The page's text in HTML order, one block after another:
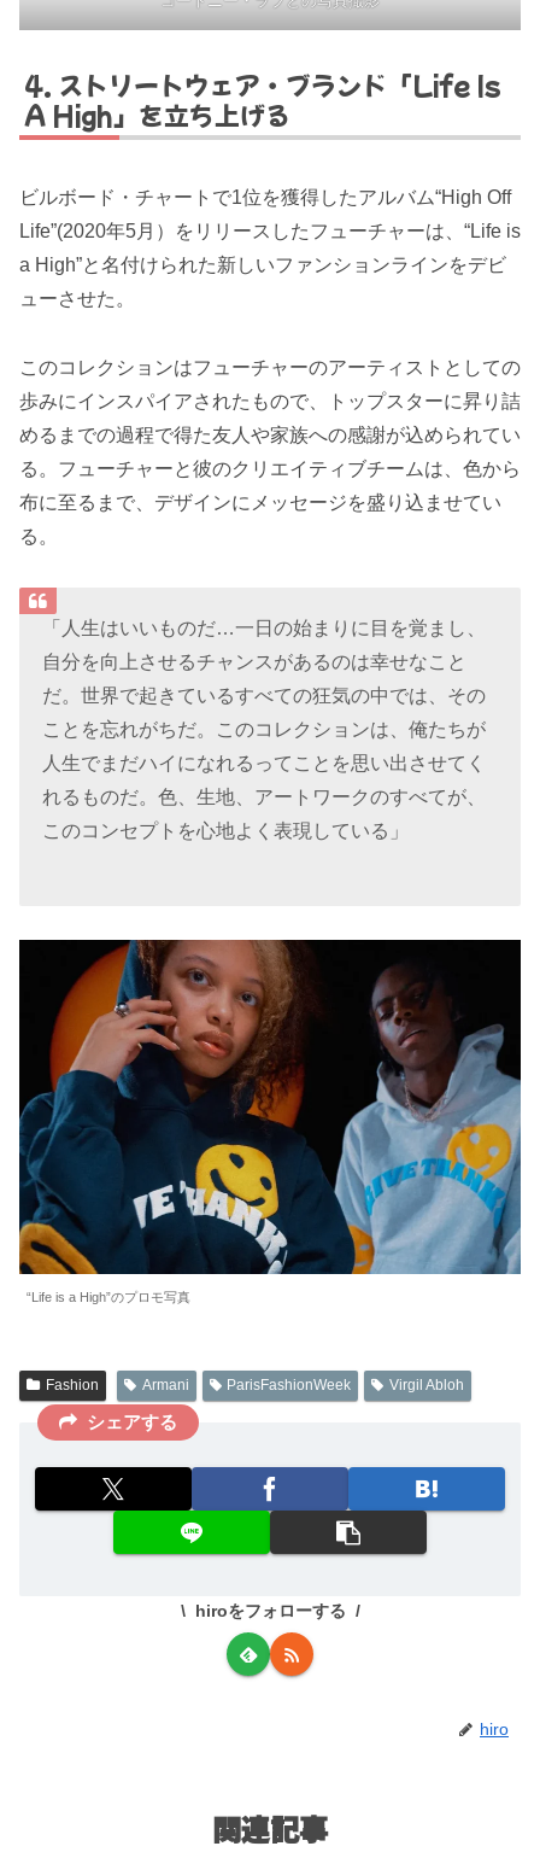
ストリートウェア・ブランド「Life Is
A High」を立ち上げる
ビルボード・チャートで1位を獲得したアルバム“High Off
Life”(2020年5月）をリリースしたフューチャーは、“Life is
a High”と名付けられた新しいファンションラインをデビ
ューさせた。
このコレクションはフューチャーのアーティストとしての
歩みにインスパイアされたもので、トップスターに昇り詰
めるまでの過程で得た友人や家族への感謝が込められてい
る。フューチャーと彼のクリエイティブチームは、色から
布に至るまで、デザインにメッセージを盛り込ませてい
る。
「人生はいいものだ…一日の始まりに目を覚まし、
自分を向上させるチャンスがあるのは幸せなこと
だ。世界で起きているすべての狂気の中では、その
ことを忘れがちだ。このコレクションは、俺たちが
人生でまだハイになれるってことを思い出させてく
れるものだ。色、生地、アートワークのすべてが、
このコンセプトを心地よく表現している」
“Life is a High”のプロモ写真
Fashion Armani ParisFashionWeek Virgil Abloh
シェアする
hiroをフォローする
hiro
関連記事